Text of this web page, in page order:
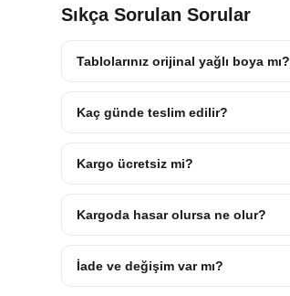
Sıkça Sorulan Sorular
Tablolarınız orijinal yağlı boya mı?
Kaç günde teslim edilir?
Kargo ücretsiz mi?
Kargoda hasar olursa ne olur?
İade ve değişim var mı?